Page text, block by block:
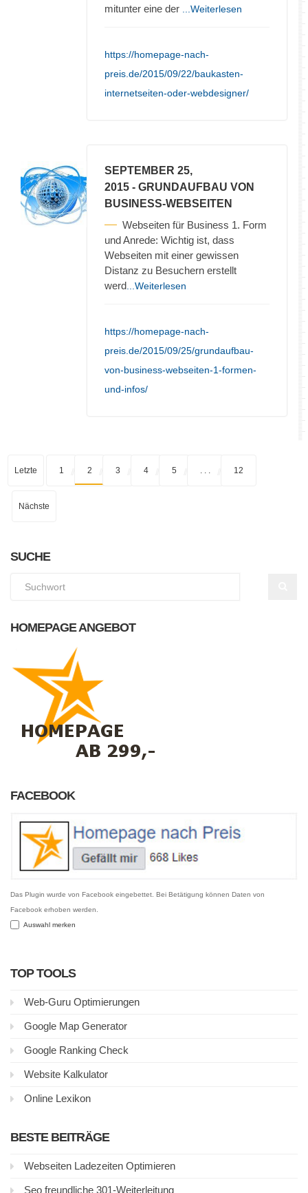
mitunter eine der
...Weiterlesen
https://homepage-nach-
preis.de/2015/09/22/baukasten-
internetseiten-oder-webdesigner/
SEPTEMBER 25,
2015 - GRUNDAUFBAU VON
BUSINESS-WEBSEITEN
Webseiten für Business 1. Form
und Anrede: Wichtig ist, dass
Webseiten mit einer gewissen
Distanz zu Besuchern erstellt
werd ...Weiterlesen
https://homepage-nach-
preis.de/2015/09/25/grundaufbau-
von-business-webseiten-1-formen-
und-infos/
Letzte 1 2 3 4 5 12
Nächste
SUCHE
HOMEPAGE ANGEBOT
FACEBOOK
Das Plugin wurde von Facebook eingebettet. Bei Betätigung können Daten von
Facebook erhoben werden.
Auswahl merken
TOP TOOLS
Web-Guru Optimierungen
Google Map Generator
Google Ranking Check
Website Kalkulator
Online Lexikon
BESTE BEITRÄGE
Webseiten Ladezeiten Optimieren
Seo freundliche 301-Weiterleitung